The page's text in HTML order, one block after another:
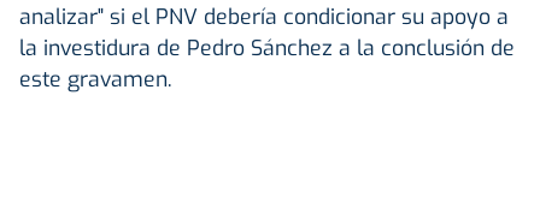
analizar" si el PNV debería condicionar su apoyo a
la investidura de Pedro Sánchez a la conclusión de
este gravamen.